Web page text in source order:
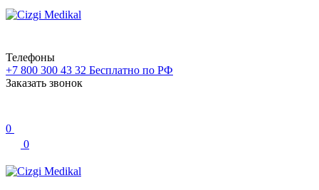
Телефоны
+7 800 300 43 32 Бесплатно по РФ
Заказать звонок
0
0